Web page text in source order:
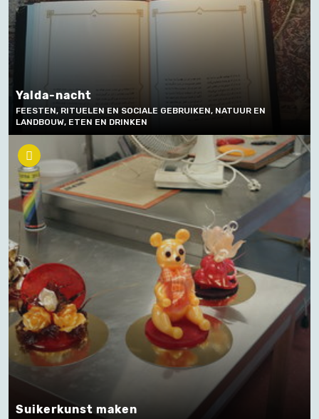
Yalda-nacht
FEESTEN, RITUELEN EN SOCIALE GEBRUIKEN, NATUUR EN
LANDBOUW, ETEN EN DRINKEN
Suikerkunst maken